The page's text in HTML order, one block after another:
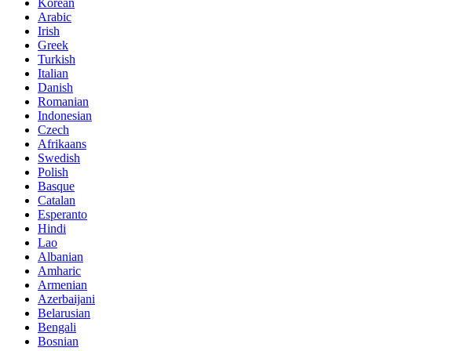
Arabic
Irish
Greek
Turkish
Italian
Danish
Romanian
Indonesian
Czech
Afrikaans
Swedish
Polish
Basque
Catalan
Esperanto
Hindi
Lao
Albanian
Amharic
Armenian
Azerbaijani
Belarusian
Bengali
Bosnian